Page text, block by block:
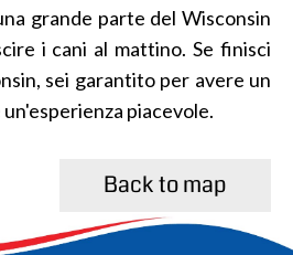
grande parte del Wisconsin
i cani al mattino. Se finisci
sei garantito per avere un
piacevole.
Back to map